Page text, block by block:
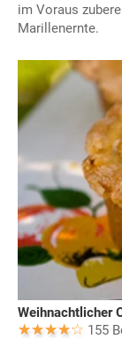
im Voraus
Marillenernte.
Weihnachtlicher
155